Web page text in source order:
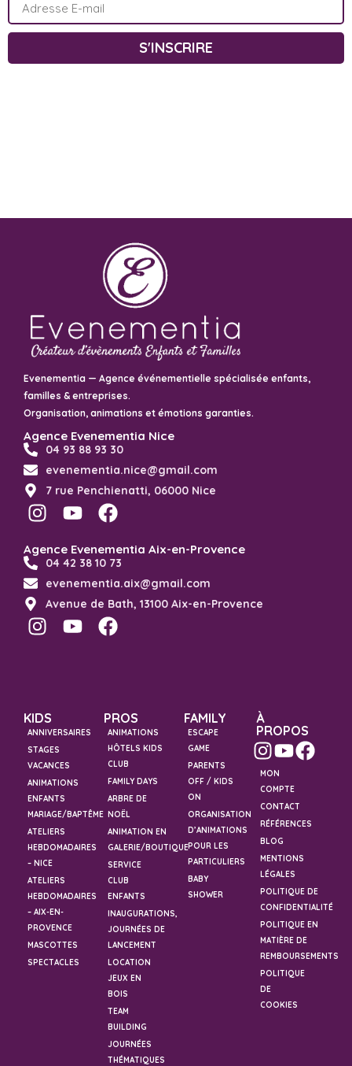
S'INSCRIRE
Evenementia — Agence événementielle spécialisée enfants,
familles & entreprises.
Organisation, animations et émotions garanties.
Agence Evenementia Nice
04 93 88 93 30
evenementia.nice@gmail.com
7 rue Penchienatti, 06000 Nice
Agence Evenementia Aix-en-Provence
04 42 38 10 73
evenementia.aix@gmail.com
Avenue de Bath, 13100 Aix-en-Provence
KIDS
ANNIVERSAIRES
STAGES
VACANCES
ANIMATIONS
ENFANTS
MARIAGE/BAPTÊME
ATELIERS
HEBDOMADAIRES
– NICE
ATELIERS
HEBDOMADAIRES
– AIX-EN-
PROVENCE
MASCOTTES
SPECTACLES
PROS
ANIMATIONS
HÔTELS KIDS
CLUB
FAMILY DAYS
ARBRE DE
NOËL
ANIMATION EN
GALERIE/BOUTIQUE
SERVICE
CLUB
ENFANTS
INAUGURATIONS,
JOURNÉES DE
LANCEMENT
LOCATION
JEUX EN
BOIS
TEAM
BUILDING
JOURNÉES
THÉMATIQUES
FAMILY
ESCAPE
GAME
PARENTS
OFF / KIDS
ON
ORGANISATION
D’ANIMATIONS
POUR LES
PARTICULIERS
BABY
SHOWER
À
PROPOS
MON
COMPTE
CONTACT
RÉFÉRENCES
BLOG
MENTIONS
LÉGALES
POLITIQUE DE
CONFIDENTIALITÉ
POLITIQUE EN
MATIÈRE DE
REMBOURSEMENTS
POLITIQUE
DE
COOKIES